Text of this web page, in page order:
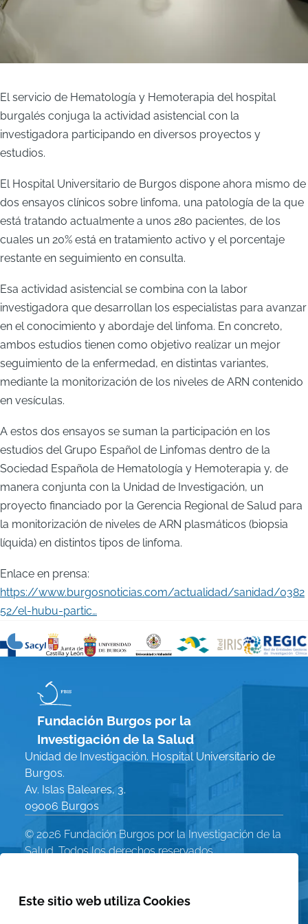
El servicio de Hematología y Hemoterapia del hospital
burgalés conjuga la actividad asistencial con la
investigadora participando en diversos proyectos y
estudios.
El Hospital Universitario de Burgos dispone ahora mismo de
dos ensayos clínicos sobre linfoma, una patología de la que
está tratando actualmente a unos 280 pacientes, de los
cuales un 20% está en tratamiento activo y el porcentaje
restante en seguimiento en consulta.
Esa actividad asistencial se combina con la labor
investigadora que desarrollan los especialistas para avanzar
en el conocimiento y abordaje del linfoma. En concreto,
ambos estudios tienen como objetivo realizar un mejor
seguimiento de la enfermedad, en distintas variantes,
mediante la monitorización de los niveles de ARN contenido
en vesículas.
A estos dos ensayos se suman la participación en los
estudios del Grupo Español de Linfomas dentro de la
Sociedad Española de Hematología y Hemoterapia y, de
manera conjunta con la Unidad de Investigación, un
proyecto financiado por la Gerencia Regional de Salud para
la monitorización de niveles de ARN plasmáticos (biopsia
líquida) en distintos tipos de linfoma.
Enlace en prensa:
https://www.burgosnoticias.com/actualidad/sanidad/0382
52/el-hubu-partic…
Fundación Burgos por la
Investigación de la Salud
Unidad de Investigación. Hospital Universitario de
Burgos.
Av. Islas Baleares, 3.
09006 Burgos
© 2026 Fundación Burgos por la Investigación de la
Salud. Todos los derechos reservados
Menú
Aviso Legal
Este sitio web utiliza Cookies